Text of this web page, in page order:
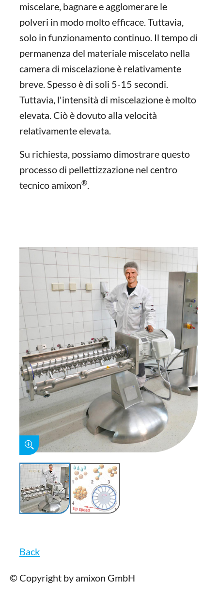
miscelare, bagnare e agglomerare le
polveri in modo molto efficace. Tuttavia,
solo in funzionamento continuo. Il tempo di
permanenza del materiale miscelato nella
camera di miscelazione è relativamente
breve. Spesso è di soli 5-15 secondi.
Tuttavia, l'intensità di miscelazione è molto
elevata. Ciò è dovuto alla velocità
relativamente elevata.
Su richiesta, possiamo dimostrare questo
processo di pellettizzazione nel centro
tecnico amixon®.
Back
© Copyright by amixon GmbH